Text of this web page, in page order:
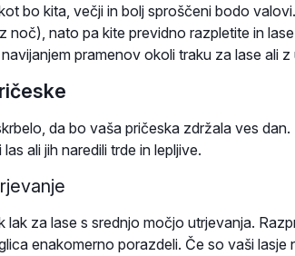
bo kita, večji in bolj sproščeni bodo
nato pa kite previdno razpletite in
pramenov okoli traku za lase ali
da bo vaša pričeska zdržala ves
ali jih naredili trde in lepljive.
za lase s srednjo močjo utrjevanja.
enakomerno porazdeli. Če so vaši lasje